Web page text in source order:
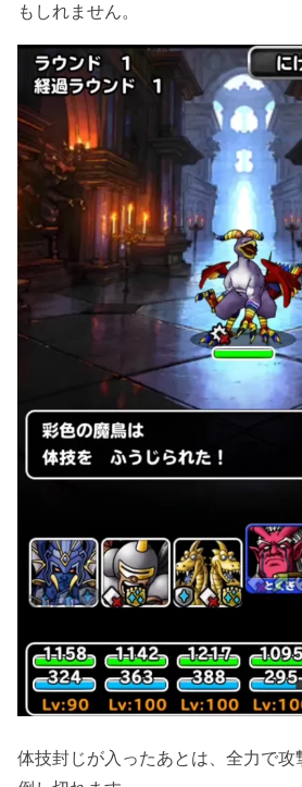
もしれません。
体技封じが入ったあとは、全力で